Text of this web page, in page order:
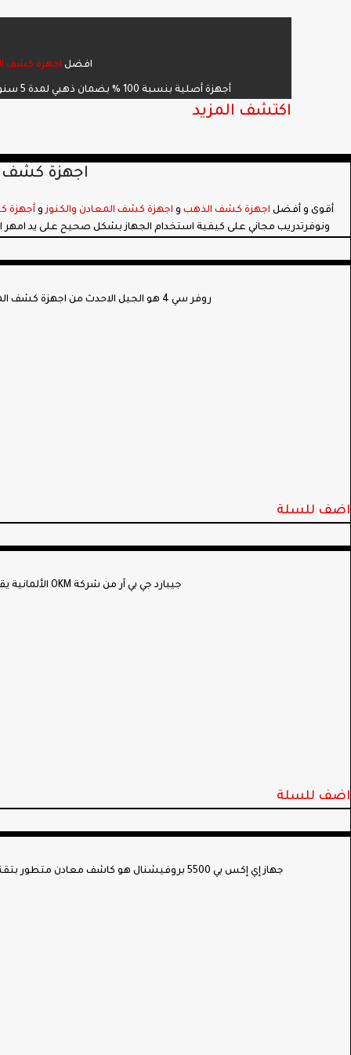
افضل اجهزة كشف
أجهزة أصلية بنسبة 100 % بضمان ذهبي لمدة 5 سنوات وتدريب مجاني على افضل
اكتشف المزيد
اجهزة كشف
أقوى و أفضل اجهزة كشف الذهب و اجهزة كشف المعادن والكنوزو أجهزة
ونوفرتدريب مجاني على كيفية استخدام الجهاز بشكل صحيح على يد
روفر سي 4 هو الجيل الاحدث من اجهزة كشف المعادن واجهزة المسح الارضي الثلاثي الابعاد يضم تقنية محسنة من شركة OKM الالمانية العريقة لكشف المعادن والذهب والآثار
اضف للسلة
جيبارد جي بي آر من شركة OKM الألمانية يقدم نوعًا جديدًا من اجهزة كشف الأرض التصويرية والماسحات الأرضية ثلاثية الأبعاد التي تتميز بتكنولوجيا فريدة وأداء قوي
اضف للسلة
جهاز إي إكس بي 5500 بروفيشنال هو كاشف معادن متطور بتقنية الترددات المنخفضة جداً والتصوير الأرضي ثلاثي الأبعاد، يتيح اكتشاف المعادن المدفونة بعمق ودقة عالية، مع التكيف مع مختلف التضاريس.